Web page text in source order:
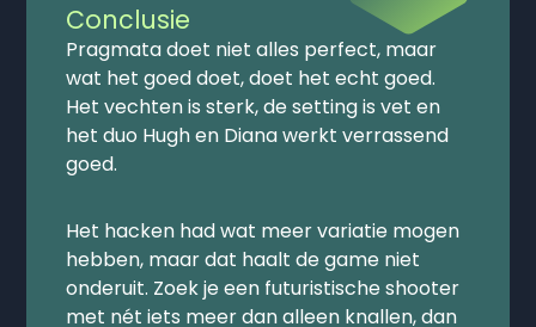
Conclusie
Pragmatadoet niet alles perfect, maar
wat het goed doet, doet het echt goed.
Het vechten is sterk, de setting is vet en
het duo Hugh en Diana werkt verrassend
goed.
Het hacken had wat meer variatie mogen
hebben, maar dat haalt de game niet
onderuit. Zoek je een futuristische shooter
met nét iets meer dan alleen knallen, dan